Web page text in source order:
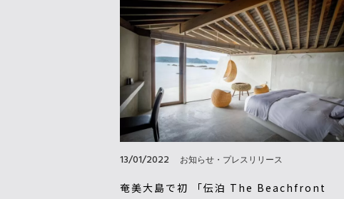
13/01/2022 お知らせ・プレスリリース
奄美大島で初 「伝泊 The Beachfront